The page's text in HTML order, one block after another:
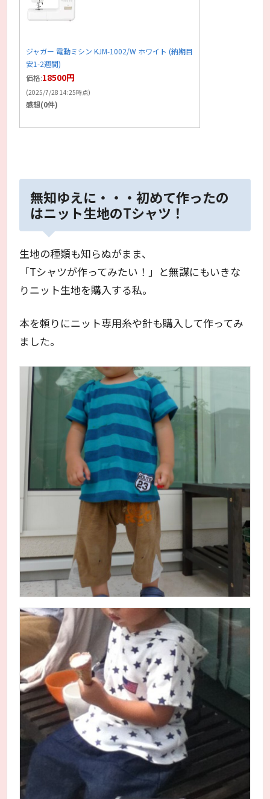
ジャガー 電動ミシン KJM-1002/W ホワイト (納期目
安1-2週間)
価格:18500円
(2025/7/28 14:25時点)
感想(0件)
無知ゆえに・・・初めて作ったの
はニット生地のTシャツ！
生地の種類も知らぬがまま、
「Tシャツが作ってみたい！」と無謀にもいきな
りニット生地を購入する私。
本を頼りにニット専用糸や針も購入して作ってみ
ました。